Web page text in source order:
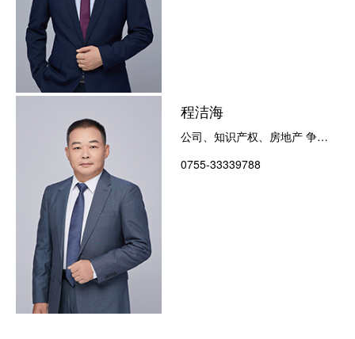
程洁海
公司、知识产权、房地产 争议
0755-33339788